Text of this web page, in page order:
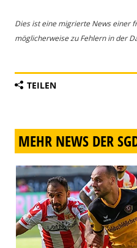
Dies ist eine migrierte News einer
möglicherweise zu Fehlern in der
TEILEN
MEHR NEWS DER